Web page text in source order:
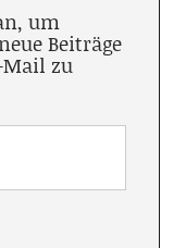
um
Beiträge
Mail zu